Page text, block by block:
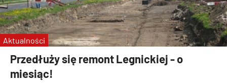
Przedłuży się remont Legnickiej - o
miesiąc!
Aktualności